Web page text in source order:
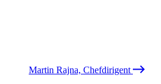
Martin Rajna, Chefdirigent